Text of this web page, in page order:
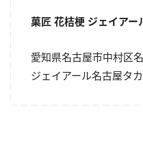
菓匠 花桔梗 ジェイア
愛知県名古屋市中村区
ジェイアール名古屋タ